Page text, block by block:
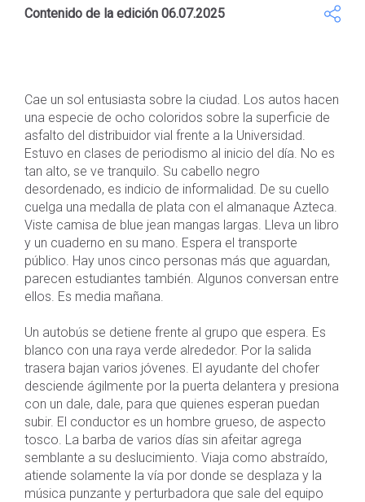
Contenido de la edición 06.07.2025
Cae un sol entusiasta sobre la ciudad. Los autos hacen
una especie de ocho coloridos sobre la superficie de
asfalto del distribuidor vial frente a la Universidad.
Estuvo en clases de periodismo al inicio del día. No es
tan alto, se ve tranquilo. Su cabello negro
desordenado, es indicio de informalidad. De su cuello
cuelga una medalla de plata con el almanaque Azteca.
Viste camisa de blue jean mangas largas. Lleva un libro
y un cuaderno en su mano. Espera el transporte
público. Hay unos cinco personas más que aguardan,
parecen estudiantes también. Algunos conversan entre
ellos. Es media mañana.
Un autobús se detiene frente al grupo que espera. Es
blanco con una raya verde alrededor. Por la salida
trasera bajan varios jóvenes. El ayudante del chofer
desciende ágilmente por la puerta delantera y presiona
con un dale, dale, para que quienes esperan puedan
subir. El conductor es un hombre grueso, de aspecto
tosco. La barba de varios días sin afeitar agrega
semblante a su deslucimiento. Viaja como abstraído,
atiende solamente la vía por donde se desplaza y la
música punzante y perturbadora que sale del equipo